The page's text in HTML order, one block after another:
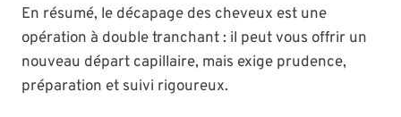
En résumé, le décapage des cheveux est une
opération à double tranchant : il peut vous offrir un
nouveau départ capillaire, mais exige prudence,
préparation et suivi rigoureux.